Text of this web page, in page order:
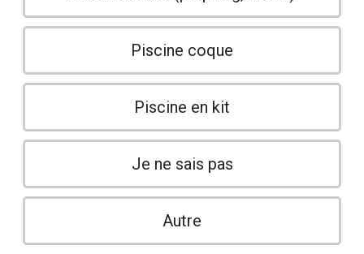
Piscine coque
Piscine en kit
Je ne sais pas
Autre